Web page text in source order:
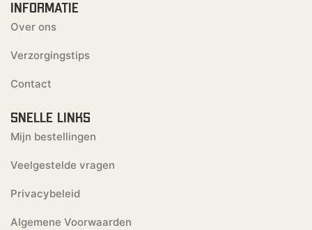
INFORMATIE
Over ons
Verzorgingstips
Contact
SNELLE LINKS
Mijn bestellingen
Veelgestelde vragen
Privacybeleid
Algemene Voorwaarden